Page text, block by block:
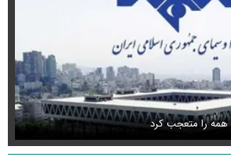
را متعجب کرد